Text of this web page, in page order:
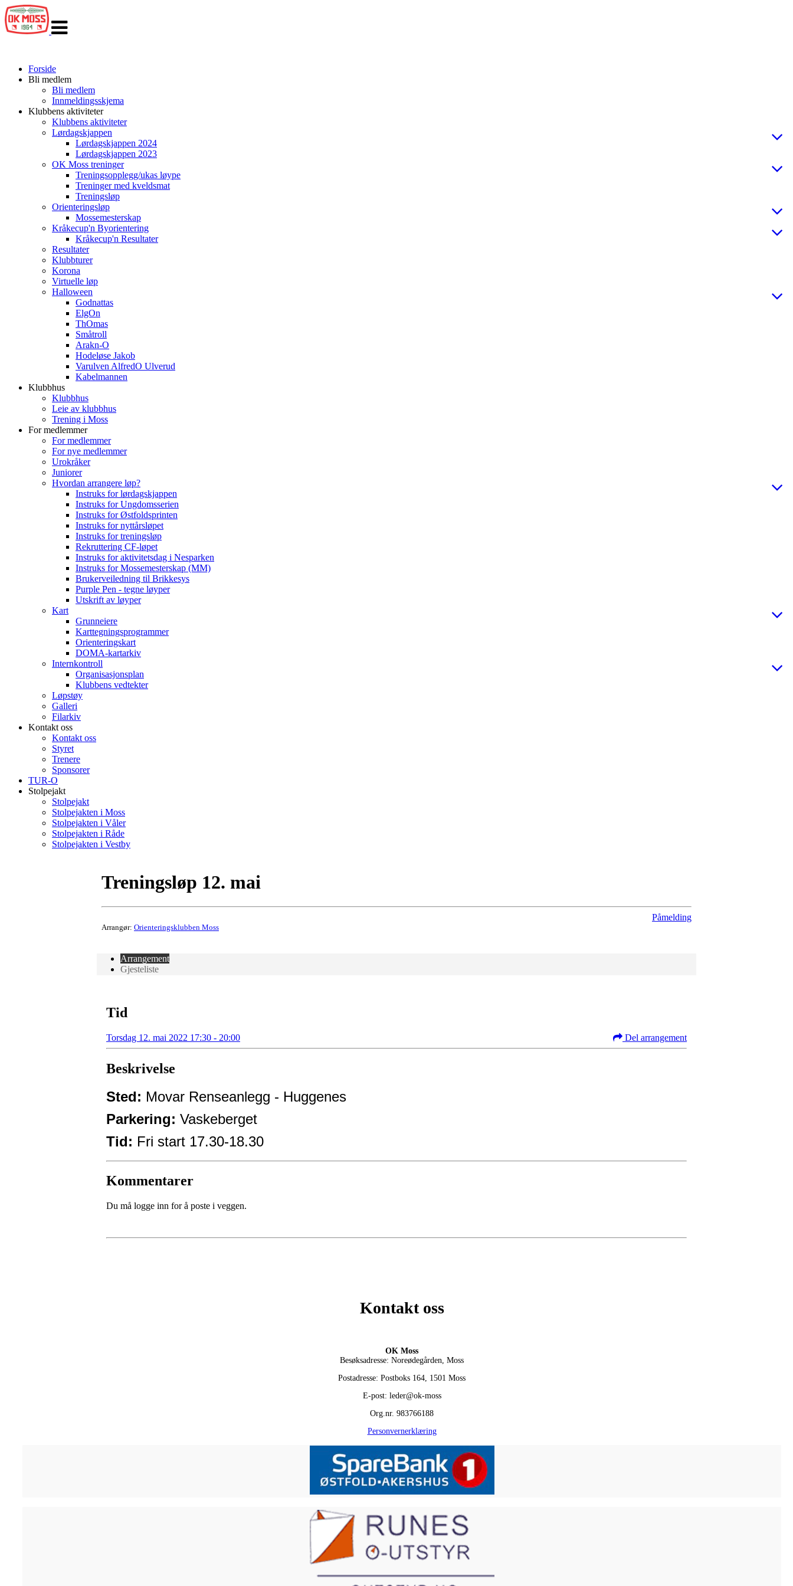
navigasjon
Forside
Bli medlem
Bli medlem
Innmeldingsskjema
Klubbens aktiviteter
Klubbens aktiviteter
Lørdagskjappen
Lørdagskjappen 2024
Lørdagskjappen 2023
OK Moss treninger
Treningsopplegg/ukas løype
Treninger med kveldsmat
Treningsløp
Orienteringsløp
Mossemesterskap
Kråkecup'n Byorientering
Kråkecup'n Resultater
Resultater
Klubbturer
Korona
Virtuelle løp
Halloween
Godnattas
ElgOn
ThOmas
Småtroll
Arakn-O
Hodeløse Jakob
Varulven AlfredO Ulverud
Kabelmannen
Klubbhus
Klubbhus
Leie av klubbhus
Trening i Moss
For medlemmer
For medlemmer
For nye medlemmer
Urokråker
Juniorer
Hvordan arrangere løp?
Instruks for lørdagskjappen
Instruks for Ungdomsserien
Instruks for Østfoldsprinten
Instruks for nyttårsløpet
Instruks for treningsløp
Rekruttering CF-løpet
Instruks for aktivitetsdag i Nesparken
Instruks for Mossemesterskap (MM)
Brukerveiledning til Brikkesys
Purple Pen - tegne løyper
Utskrift av løyper
Kart
Grunneiere
Karttegningsprogrammer
Orienteringskart
DOMA-kartarkiv
Internkontroll
Organisasjonsplan
Klubbens vedtekter
Løpstøy
Galleri
Filarkiv
Kontakt oss
Kontakt oss
Styret
Trenere
Sponsorer
TUR-O
Stolpejakt
Stolpejakt
Stolpejakten i Moss
Stolpejakten i Våler
Stolpejakten i Råde
Stolpejakten i Vestby
Treningsløp 12. mai
Arrangør: Orienteringsklubben Moss
Påmelding
Arrangement
Gjesteliste
Tid
Torsdag 12. mai 2022 17:30 - 20:00 Del arrangement
Beskrivelse
Sted: Movar Renseanlegg - Huggenes
Parkering: Vaskeberget
Tid: Fri start 17.30-18.30
Kommentarer
Du må logge inn for å poste i veggen.
Kontakt oss
OK Moss
Besøksadresse: Noreødegården, Moss
Postadresse: Postboks 164, 1501 Moss
E-post: leder@ok-moss
Org.nr. 983766188
Personvernerklæring